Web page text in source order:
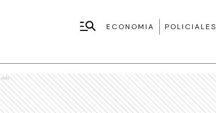
ECONOMIA POLICIALES
Ads